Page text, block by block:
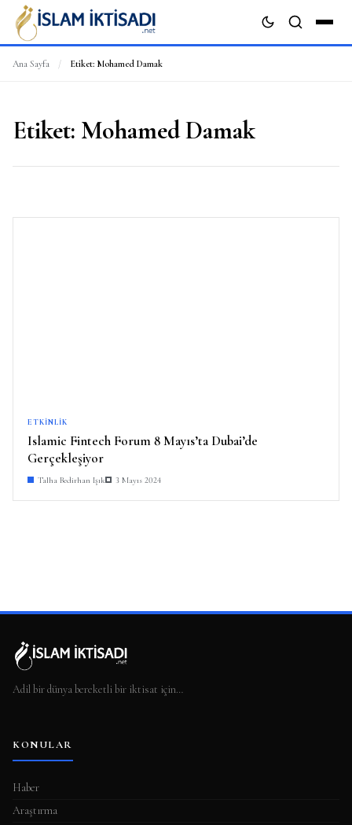
Ana Sayfa / Etiket: Mohamed Damak
Etiket: Mohamed Damak
ETKINLIK
Islamic Fintech Forum 8 Mayıs’ta Dubai’de
Gerçekleşiyor
Talha Bedirhan Işık 3 Mayıs 2024
Adil bir dünya bereketli bir iktisat için…
KONULAR
Haber
Araştırma